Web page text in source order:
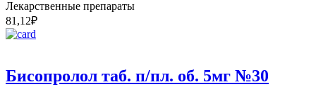
Лекарственные препараты
81,12₽
Бисопролол таб. п/пл. об. 5мг №30